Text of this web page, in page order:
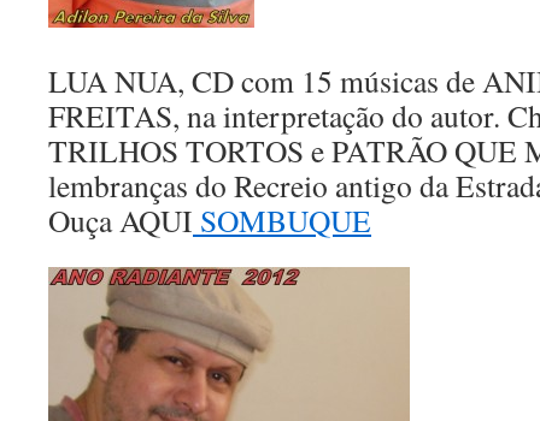
LUA NUA, CD com 15 músicas de
FREITAS, na interpretação do autor.
TRILHOS TORTOS e PATRÃO QUE
lembranças do Recreio antigo da
Ouça AQUI SOMBUQUE